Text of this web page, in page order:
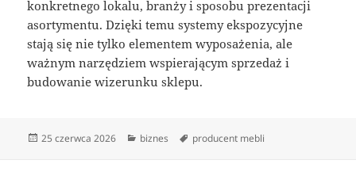
konkretnego lokalu, branży i sposobu prezentacji
asortymentu. Dzięki temu systemy ekspozycyjne
stają się nie tylko elementem wyposażenia, ale
ważnym narzędziem wspierającym sprzedaż i
budowanie wizerunku sklepu.
Data
25 czerwca 2026 Kategorie
biznes Tagi
producent mebli